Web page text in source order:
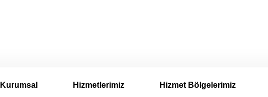
Kurumsal Hizmetlerimiz Hizmet Bölgelerimiz